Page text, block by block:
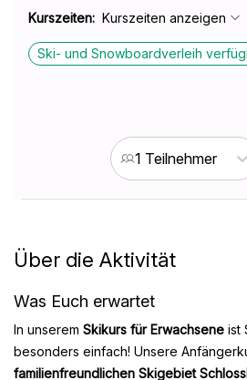
Kurszeiten: Kurszeiten anzeigen
Ski- und Snowboardverleih
1 Teilnehmer
Über die Aktivität
Was Euch erwartet
In unserem Skikurs für Erwachsene ist
besonders einfach! Unsere
familienfreundlichen Skigebiet